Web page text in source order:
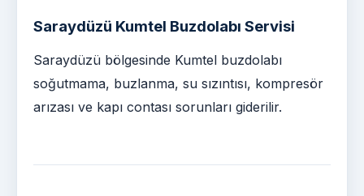
Saraydüzü Kumtel Buzdolabı Servisi
Saraydüzü bölgesinde Kumtel buzdolabı
soğutmama, buzlanma, su sızıntısı, kompresör
arızası ve kapı contası sorunları giderilir.